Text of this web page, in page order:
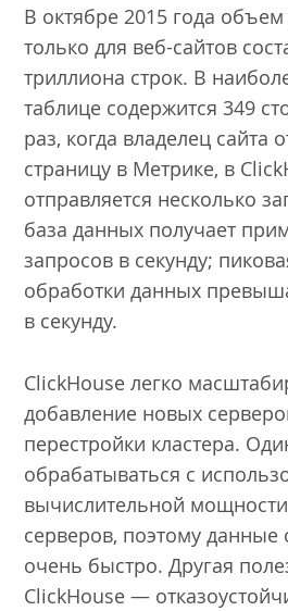
В октябре 2015 года
только для веб-сайтов
триллиона строк. В
таблице содержится 349
раз, когда владелец сайта
страницу в Метрике, в
отправляется несколько
база данных получает
запросов в секунду;
обработки данных
в секунду.
ClickHouse легко
добавление новых
перестройки кластера.
обрабатываться с
вычислительной
серверов, поэтому данные
очень быстро. Другая
ClickHouse —